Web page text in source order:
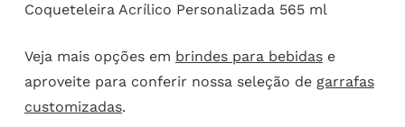
Coqueteleira Acrílico Personalizada 565 ml
Veja mais opções em brindes para bebidase
aproveite para conferir nossa seleção de garrafas
customizadas.